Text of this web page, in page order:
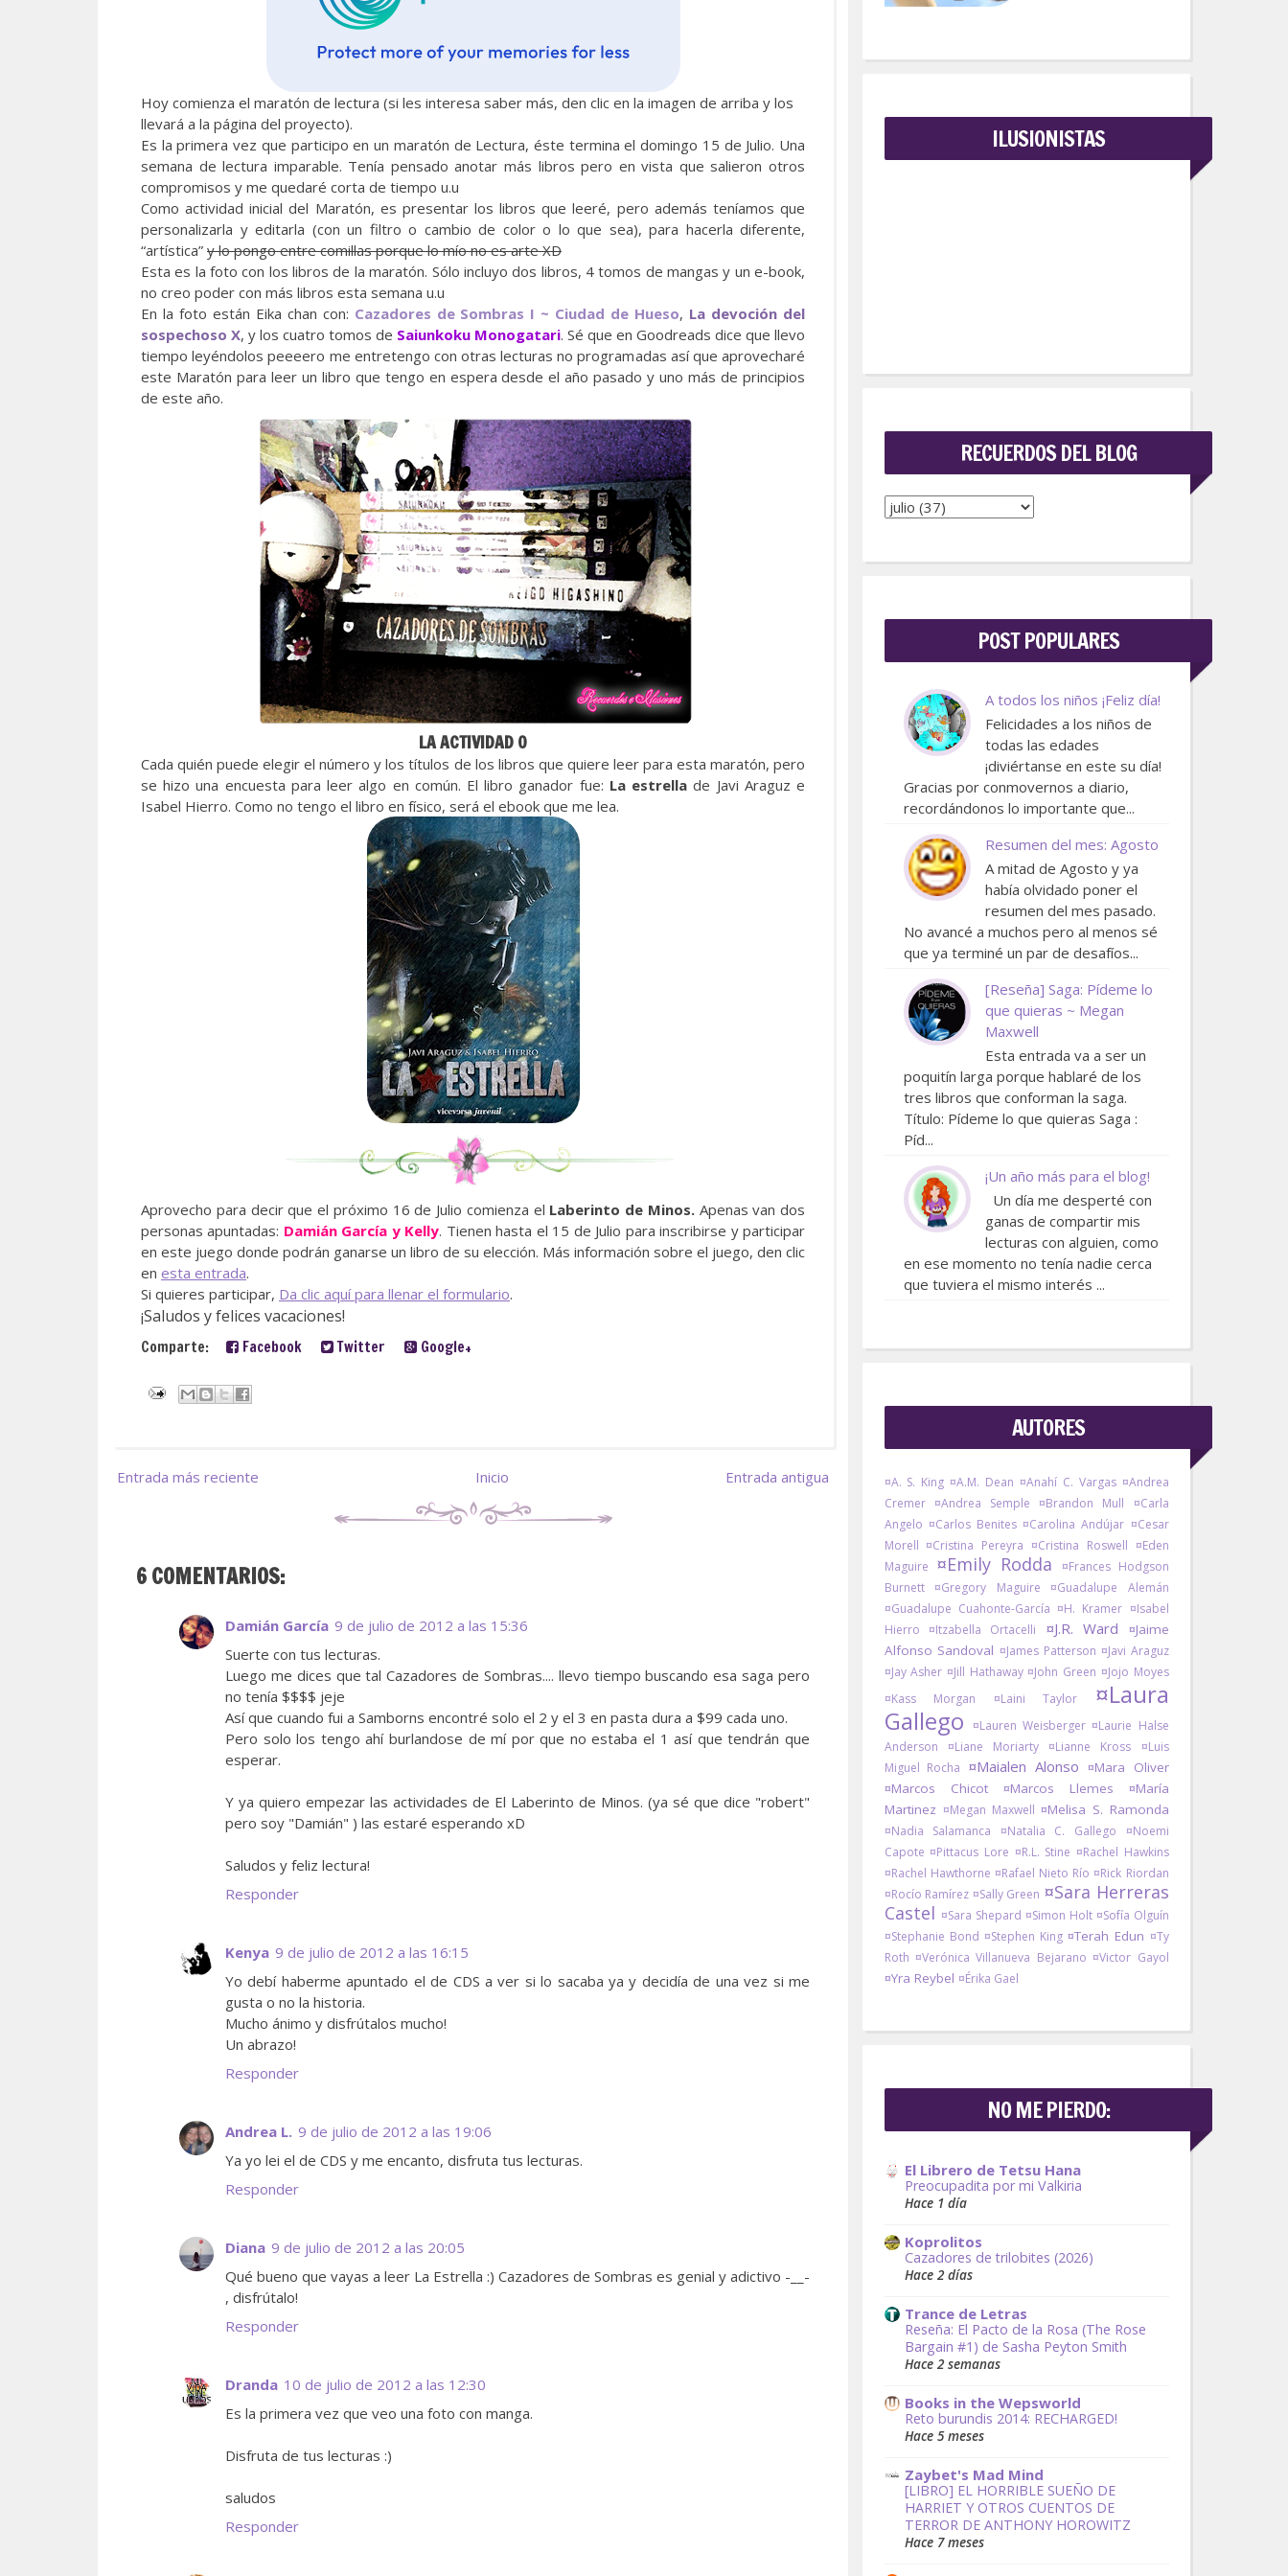
Hoy comienza el maratón de lectura (si les interesa saber más, den clic en la imagen de arriba y los
llevará a la página del proyecto).
Es la primera vez que participo en un maratón de Lectura, éste termina el domingo 15 de Julio. Una
semana de lectura imparable. Tenía pensado anotar más libros pero en vista que salieron otros
compromisos y me quedaré corta de tiempo u.u
Como actividad inicial del Maratón, es presentar los libros que leeré, pero además teníamos que
personalizarla y editarla (con un filtro o cambio de color o lo que sea), para hacerla diferente,
“artística” y lo pongo entre comillas porque lo mío no es arte XD
Esta es la foto con los libros de la maratón. Sólo incluyo dos libros, 4 tomos de mangas y un e-book,
no creo poder con más libros esta semana u.u
En la foto están Eika chan con: Cazadores de Sombras I ~ Ciudad de Hueso, La devoción del
sospechoso X, y los cuatro tomos de Saiunkoku Monogatari. Sé que en Goodreads dice que llevo
tiempo leyéndolos peeeero me entretengo con otras lecturas no programadas así que aprovecharé
este Maratón para leer un libro que tengo en espera desde el año pasado y uno más de principios
de este año.
LA ACTIVIDAD 0
Cada quién puede elegir el número y los títulos de los libros que quiere leer para esta maratón, pero
se hizo una encuesta para leer algo en común. El libro ganador fue: La estrellade Javi Araguz e
Isabel Hierro. Como no tengo el libro en físico, será el ebook que me lea.
Aprovecho para decir que el próximo 16 de Julio comienza el Laberinto de Minos.Apenas van dos
personas apuntadas: Damián García y Kelly. Tienen hasta el 15 de Julio para inscribirse y participar
en este juego donde podrán ganarse un libro de su elección. Más información sobre el juego, den clic
en esta entrada.
Si quieres participar, Da clic aquí para llenar el formulario.
¡Saludos y felices vacaciones!
Comparte: Facebook Twitter Google+
Entrada más reciente Entrada antigua
Inicio
6 COMENTARIOS:
Damián García 9 de julio de 2012 a las 15:36
Suerte con tus lecturas.
Luego me dices que tal Cazadores de Sombras.... llevo tiempo buscando esa saga pero
no tenía $$$$ jeje
Así que cuando fui a Samborns encontré solo el 2 y el 3 en pasta dura a $99 cada uno.
Pero solo los tengo ahí burlandose de mí por que no estaba el 1 así que tendrán que
esperar.
Y ya quiero empezar las actividades de El Laberinto de Minos. (ya sé que dice "robert"
pero soy "Damián" ) las estaré esperando xD
Saludos y feliz lectura!
Responder
Kenya 9 de julio de 2012 a las 16:15
Yo debí haberme apuntado el de CDS a ver si lo sacaba ya y decidía de una vez si me
gusta o no la historia.
Mucho ánimo y disfrútalos mucho!
Un abrazo!
Responder
Andrea L. 9 de julio de 2012 a las 19:06
Ya yo lei el de CDS y me encanto, disfruta tus lecturas.
Responder
Diana 9 de julio de 2012 a las 20:05
Qué bueno que vayas a leer La Estrella :) Cazadores de Sombras es genial y adictivo -__-
, disfrútalo!
Responder
Dranda 10 de julio de 2012 a las 12:30
Es la primera vez que veo una foto con manga.
Disfruta de tus lecturas :)
saludos
Responder
ILUSIONISTAS
RECUERDOS DEL BLOG
POST POPULARES
A todos los niños ¡Feliz día!
Felicidades a los niños de
todas las edades
¡diviértanse en este su día!
Gracias por conmovernos a diario,
recordándonos lo importante que...
Resumen del mes: Agosto
A mitad de Agosto y ya
había olvidado poner el
resumen del mes pasado.
No avancé a muchos pero al menos sé
que ya terminé un par de desafíos...
[Reseña] Saga: Pídeme lo
que quieras ~ Megan
Maxwell
Esta entrada va a ser un
poquitín larga porque hablaré de los
tres libros que conforman la saga.
Título: Pídeme lo que quieras Saga :
Píd...
¡Un año más para el blog!
Un día me desperté con
ganas de compartir mis
lecturas con alguien, como
en ese momento no tenía nadie cerca
que tuviera el mismo interés ...
AUTORES
¤A. S. King ¤A.M. Dean ¤Anahí C. Vargas ¤Andrea
Cremer
¤Andrea Semple ¤Brandon Mull
¤Carla
Angelo ¤Carlos Benites ¤Carolina Andújar ¤Cesar
Morell ¤Cristina Pereyra ¤Cristina Roswell ¤Eden
Maguire ¤Emily Rodda
¤Frances Hodgson
Burnett
¤Gregory Maguire
¤Guadalupe Alemán
¤Guadalupe Cuahonte-García ¤H. Kramer ¤Isabel
Hierro
¤Itzabella Ortacelli ¤J.R. Ward
¤Jaime
Alfonso Sandoval ¤James Patterson ¤Javi Araguz
¤Jay Asher ¤Jill Hathaway ¤John Green ¤Jojo Moyes
¤Kass Morgan
¤Laini Taylor
¤Laura
Gallego
¤Lauren Weisberger ¤Laurie Halse
Anderson
¤Liane Moriarty ¤Lianne Kross
¤Luis
Miguel Rocha ¤Maialen Alonso ¤Mara Oliver
¤Marcos Chicot
¤Marcos Llemes
¤María
Martinez ¤Megan Maxwell ¤Melisa S. Ramonda
¤Nadia Salamanca ¤Natalia C. Gallego
¤Noemi
Capote ¤Pittacus Lore ¤R.L. Stine ¤Rachel Hawkins
¤Rachel Hawthorne ¤Rafael Nieto Río ¤Rick Riordan
¤Rocío Ramírez ¤Sally Green ¤Sara Herreras
Castel ¤Sara Shepard ¤Simon Holt ¤Sofía Olguín
¤Stephanie Bond ¤Stephen King ¤Terah Edun ¤Ty
Roth ¤Verónica Villanueva Bejarano ¤Victor Gayol
¤Yra Reybel ¤Érika Gael
NO ME PIERDO:
El Librero de Tetsu Hana
Preocupadita por mi Valkiria
Hace 1 día
Koprolitos
Cazadores de trilobites (2026)
Hace 2 días
Trance de Letras
Reseña: El Pacto de la Rosa (The Rose
Bargain #1) de Sasha Peyton Smith
Hace 2 semanas
Books in the Wepsworld
Reto burundis 2014: RECHARGED!
Hace 5 meses
Zaybet's Mad Mind
[LIBRO] EL HORRIBLE SUEÑO DE
HARRIET Y OTROS CUENTOS DE
TERROR DE ANTHONY HOROWITZ
Hace 7 meses